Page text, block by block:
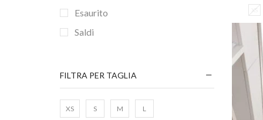
XS
Esaurito
Saldi
FILTRA PER TAGLIA
XS S M L